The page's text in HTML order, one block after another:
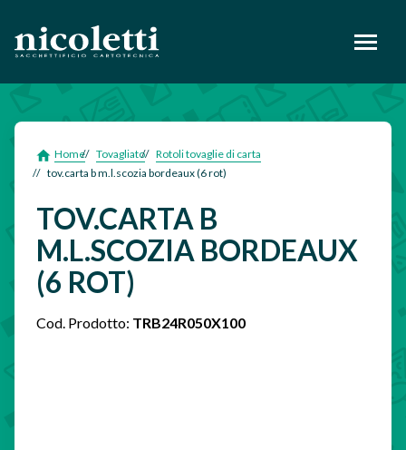
footer
Home Tovagliato
Rotoli tovaglie di carta
tov.carta b m.l.scozia bordeaux (6 rot)
TOV.CARTA B
M.L.SCOZIA BORDEAUX
(6 ROT)
Cod. Prodotto: TRB24R050X100